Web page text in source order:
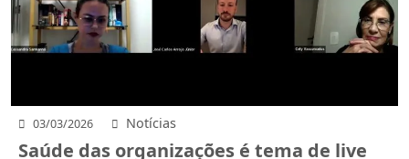
03/03/2026 Notícias
Saúde das organizações é tema de live